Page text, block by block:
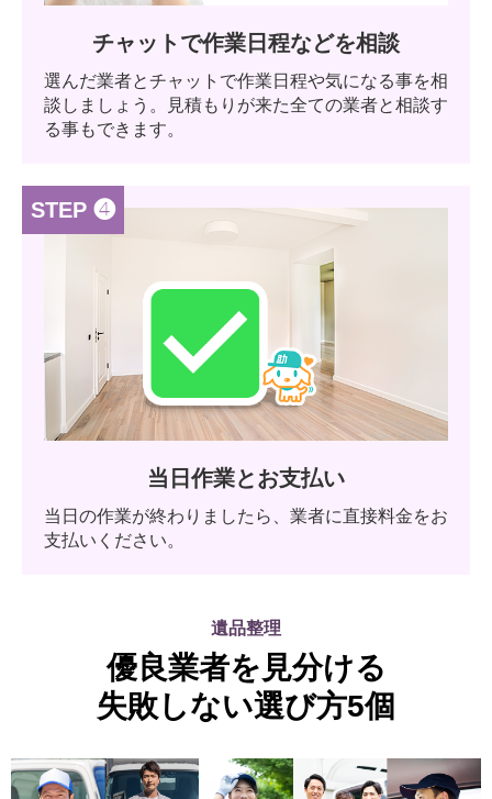
チャットで作業日程などを相談
選んだ業者とチャットで作業日程や気になる事を相
談しましょう。見積もりが来た全ての業者と相談す
る事もできます。
STEP ❹
当日作業とお支払い
当日の作業が終わりましたら、業者に直接料金をお
支払いください。
遺品整理
優良業者を見分ける
失敗しない選び方5個